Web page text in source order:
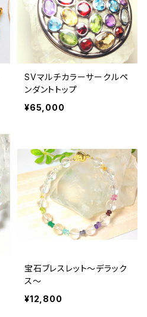
SVマルチカラーサークルペ
ンダントトップ
¥65,000
宝石ブレスレット〜デラック
ス〜
¥12,800